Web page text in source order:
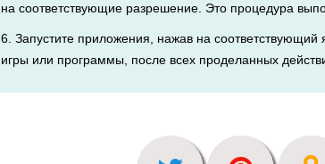
на соответствующие разрешение. Это процедура
6. Запустите приложения, нажав на
игры или программы, после всех проделанных